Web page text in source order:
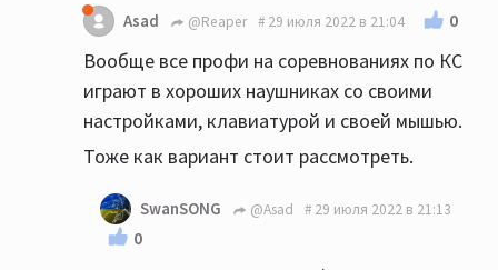
Asad @Reaper 29 июля 2022 в 21:04 0
Вообще все профи на соревнованиях по КС
играют в хороших наушниках со своими
настройками, клавиатурой и своей мышью.
Тоже как вариант стоит рассмотреть.
SwanSONG @Asad 29 июля 2022 в 21:13
0